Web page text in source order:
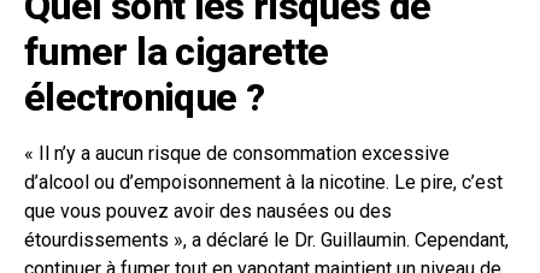
fumer la cigarette
électronique ?
« Il n’y a aucun risque de consommation excessive
d’alcool ou d’empoisonnement à la nicotine. Le pire, c’est
que vous pouvez avoir des nausées ou des
étourdissements », a déclaré le Dr. Guillaumin. Cependant,